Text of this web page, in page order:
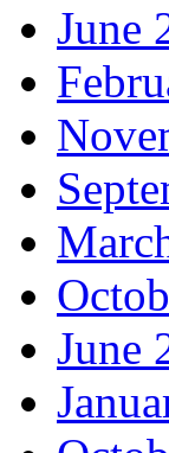
June
June